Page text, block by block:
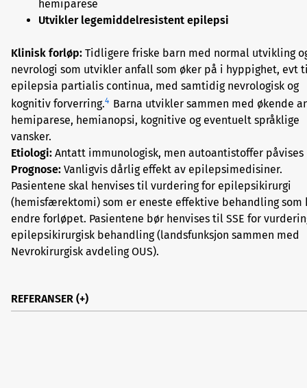
hemiparese
Utvikler legemiddelresistent epilepsi
Klinisk forløp: Tidligere friske barn med normal utvikling
nevrologi som utvikler anfall som øker på i hyppighet, evt
epilepsia partialis continua, med samtidig nevrologisk og
kognitiv forverring.4 Barna utvikler sammen med økende
hemiparese, hemianopsi, kognitive og eventuelt språklige
vansker.
Etiologi: Antatt immunologisk, men autoantistoffer påvises
Prognose: Vanligvis dårlig effekt av epilepsimedisiner.
Pasientene skal henvises til vurdering for epilepsikirurgi
(hemisfærektomi) som er eneste effektive behandling som
endre forløpet. Pasientene bør henvises til SSE for
epilepsikirurgisk behandling (landsfunksjon sammen med
Nevrokirurgisk avdeling OUS).
REFERANSER